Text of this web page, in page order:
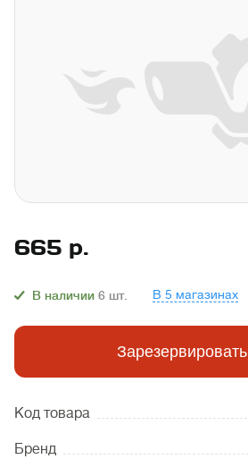
665 р.
В наличии 6 шт. В 5 магазинах
Зарезервировать
Код товара
Бренд